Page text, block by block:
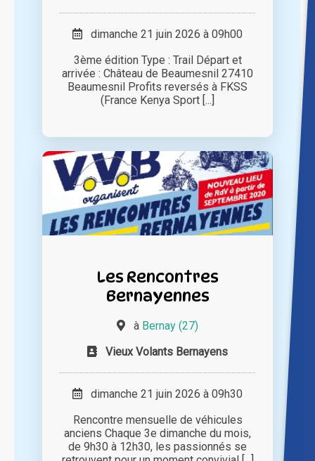
dimanche 21 juin 2026 à 09h00
3ème édition Type : Trail Départ et
arrivée : Château de Beaumesnil 27410
Beaumesnil Profits reversés à FKSS
(France Kenya Sport [...]
Les Rencontres
Bernayennes
à Bernay (27)
Vieux Volants Bernayens
dimanche 21 juin 2026 à 09h30
Rencontre mensuelle de véhicules
anciens Chaque 3e dimanche du mois,
de 9h30 à 12h30, les passionnés se